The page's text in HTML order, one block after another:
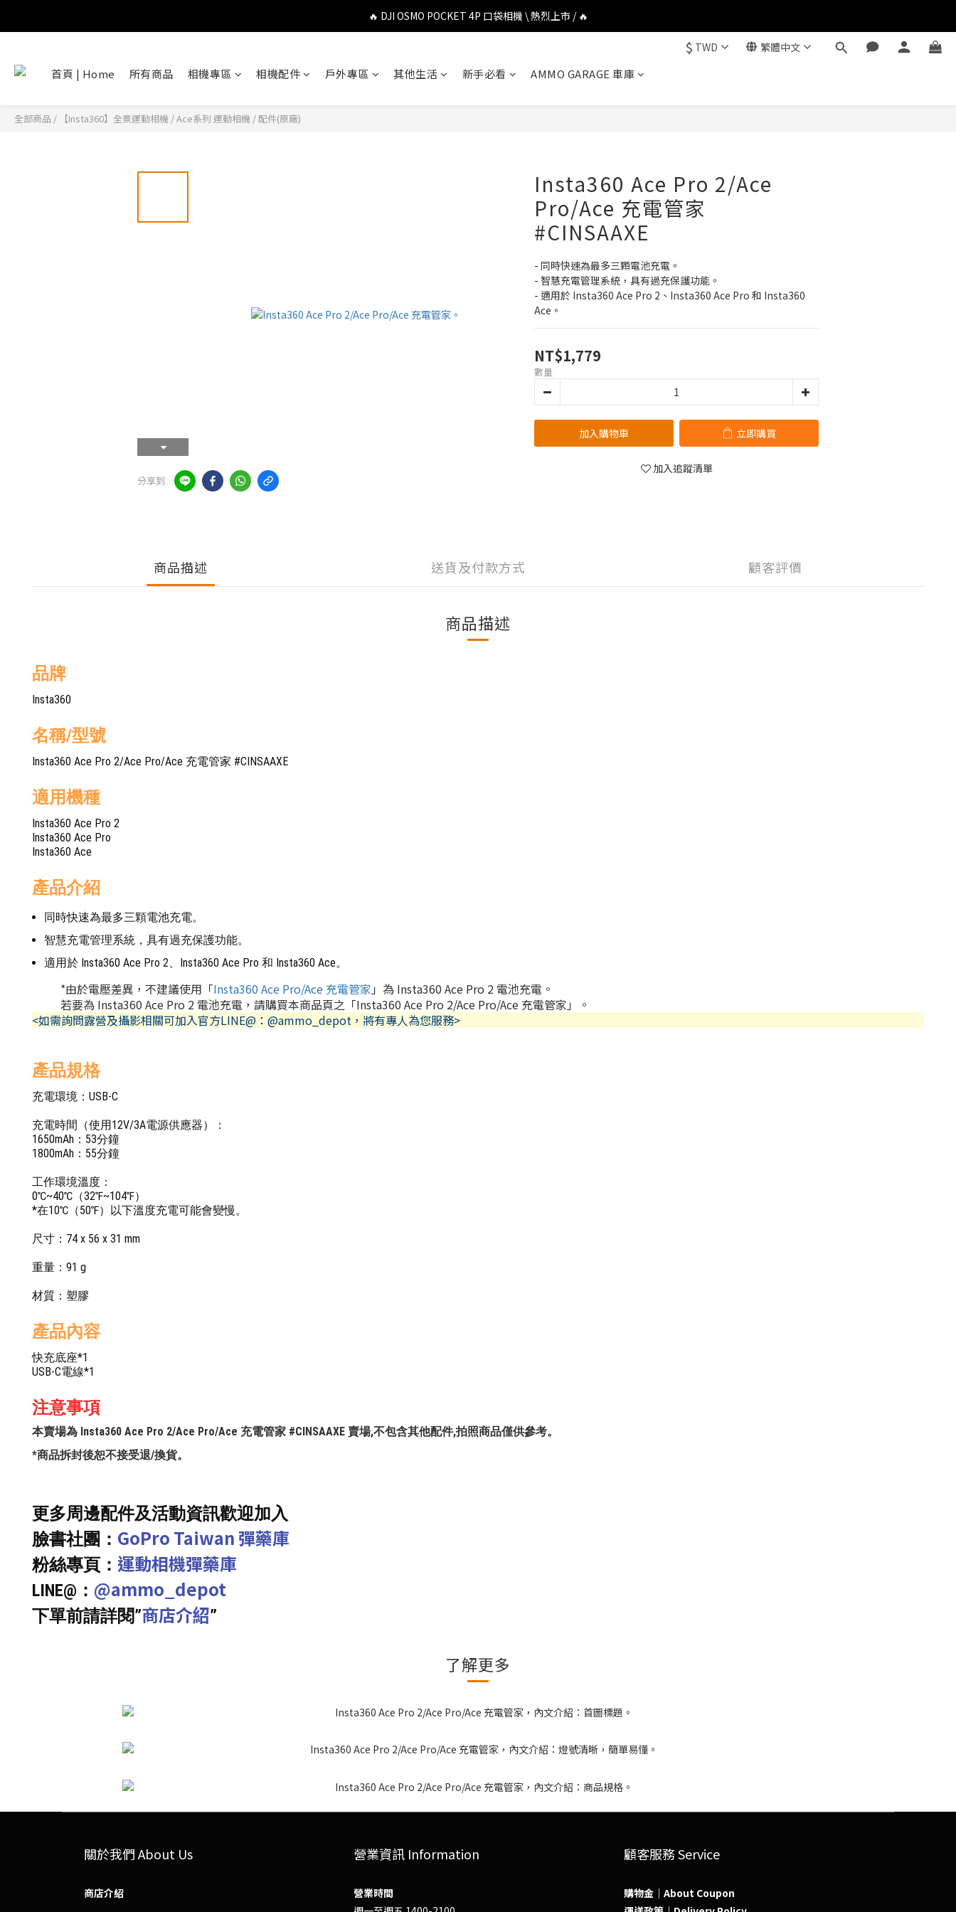
🔥 DJI OSMO POCKET 4P 口袋相機 \ 熱烈上市 / 🔥
🔥 DJI OSMO POCKET 4P 口袋相機 \ 熱烈上市 / 🔥
🔥 Insta360 GO Ultra Hello Kitty 聯名限定套裝 \ 時尚上市 / 🔥
$ TWD 繁體中文
首頁 | Home 所有商品 相機專區 相機配件 戶外專區 其他生活 新手必看 AMMO GARAGE 車庫
全部商品 / 【Insta360】全景運動相機 /Ace系列 運動相機 /配件(原廠)
分享到
Insta360 Ace Pro 2/Ace
Pro/Ace 充電管家
#CINSAAXE
- 同時快速為最多三顆電池充電。
- 智慧充電管理系統，具有過充保護功能。
- 適用於 Insta360 Ace Pro 2、Insta360 Ace Pro 和 Insta360
Ace。
NT$1,779
數量
加入購物車 立即購買
加入追蹤清單
商品描述 送貨及付款方式 顧客評價
商品描述
品牌
Insta360
名稱/型號
Insta360 Ace Pro 2/Ace Pro/Ace 充電管家 #CINSAAXE
適用機種
Insta360 Ace Pro 2
Insta360 Ace Pro
Insta360 Ace
產品介紹
同時快速為最多三顆電池充電。
智慧充電管理系統，具有過充保護功能。
適用於 Insta360 Ace Pro 2、Insta360 Ace Pro 和 Insta360 Ace。
*由於電壓差異，不建議使用「Insta360 Ace Pro/Ace 充電管家 」為 Insta360 Ace Pro 2 電池充電。
若要為 Insta360 Ace Pro 2 電池充電，請購買本商品頁之「Insta360 Ace Pro 2/Ace Pro/Ace 充電管家」。
<如需詢問露營及攝影相關可加入官方LINE@：@ammo_depot，將有專人為您服務>
產品規格
充電環境：USB-C
充電時間（使用12V/3A電源供應器）：
1650mAh：53分鐘
1800mAh：55分鐘
工作環境溫度：
0℃~40℃（32℉~104℉）
*在10℃（50℉）以下溫度充電可能會變慢。
尺寸：74 x 56 x 31 mm
重量：91 g
材質：塑膠
產品內容
快充底座*1
USB-C電線*1
注意事項
本賣場為 Insta360 Ace Pro 2/Ace Pro/Ace 充電管家 #CINSAAXE 賣場,不包含其他配件,拍照商品僅供參考。
*商品拆封後恕不接受退/換貨。
更多周邊配件及活動資訊歡迎加入
臉書社團： GoPro Taiwan 彈藥庫
粉絲專頁： 運動相機彈藥庫
LINE@： @ammo_depot
下單前請詳閱”商店介紹”
了解更多
關於我們 About Us
商店介紹
營業資訊 Information
營業時間
顧客服務 Service
購物金｜About Coupon